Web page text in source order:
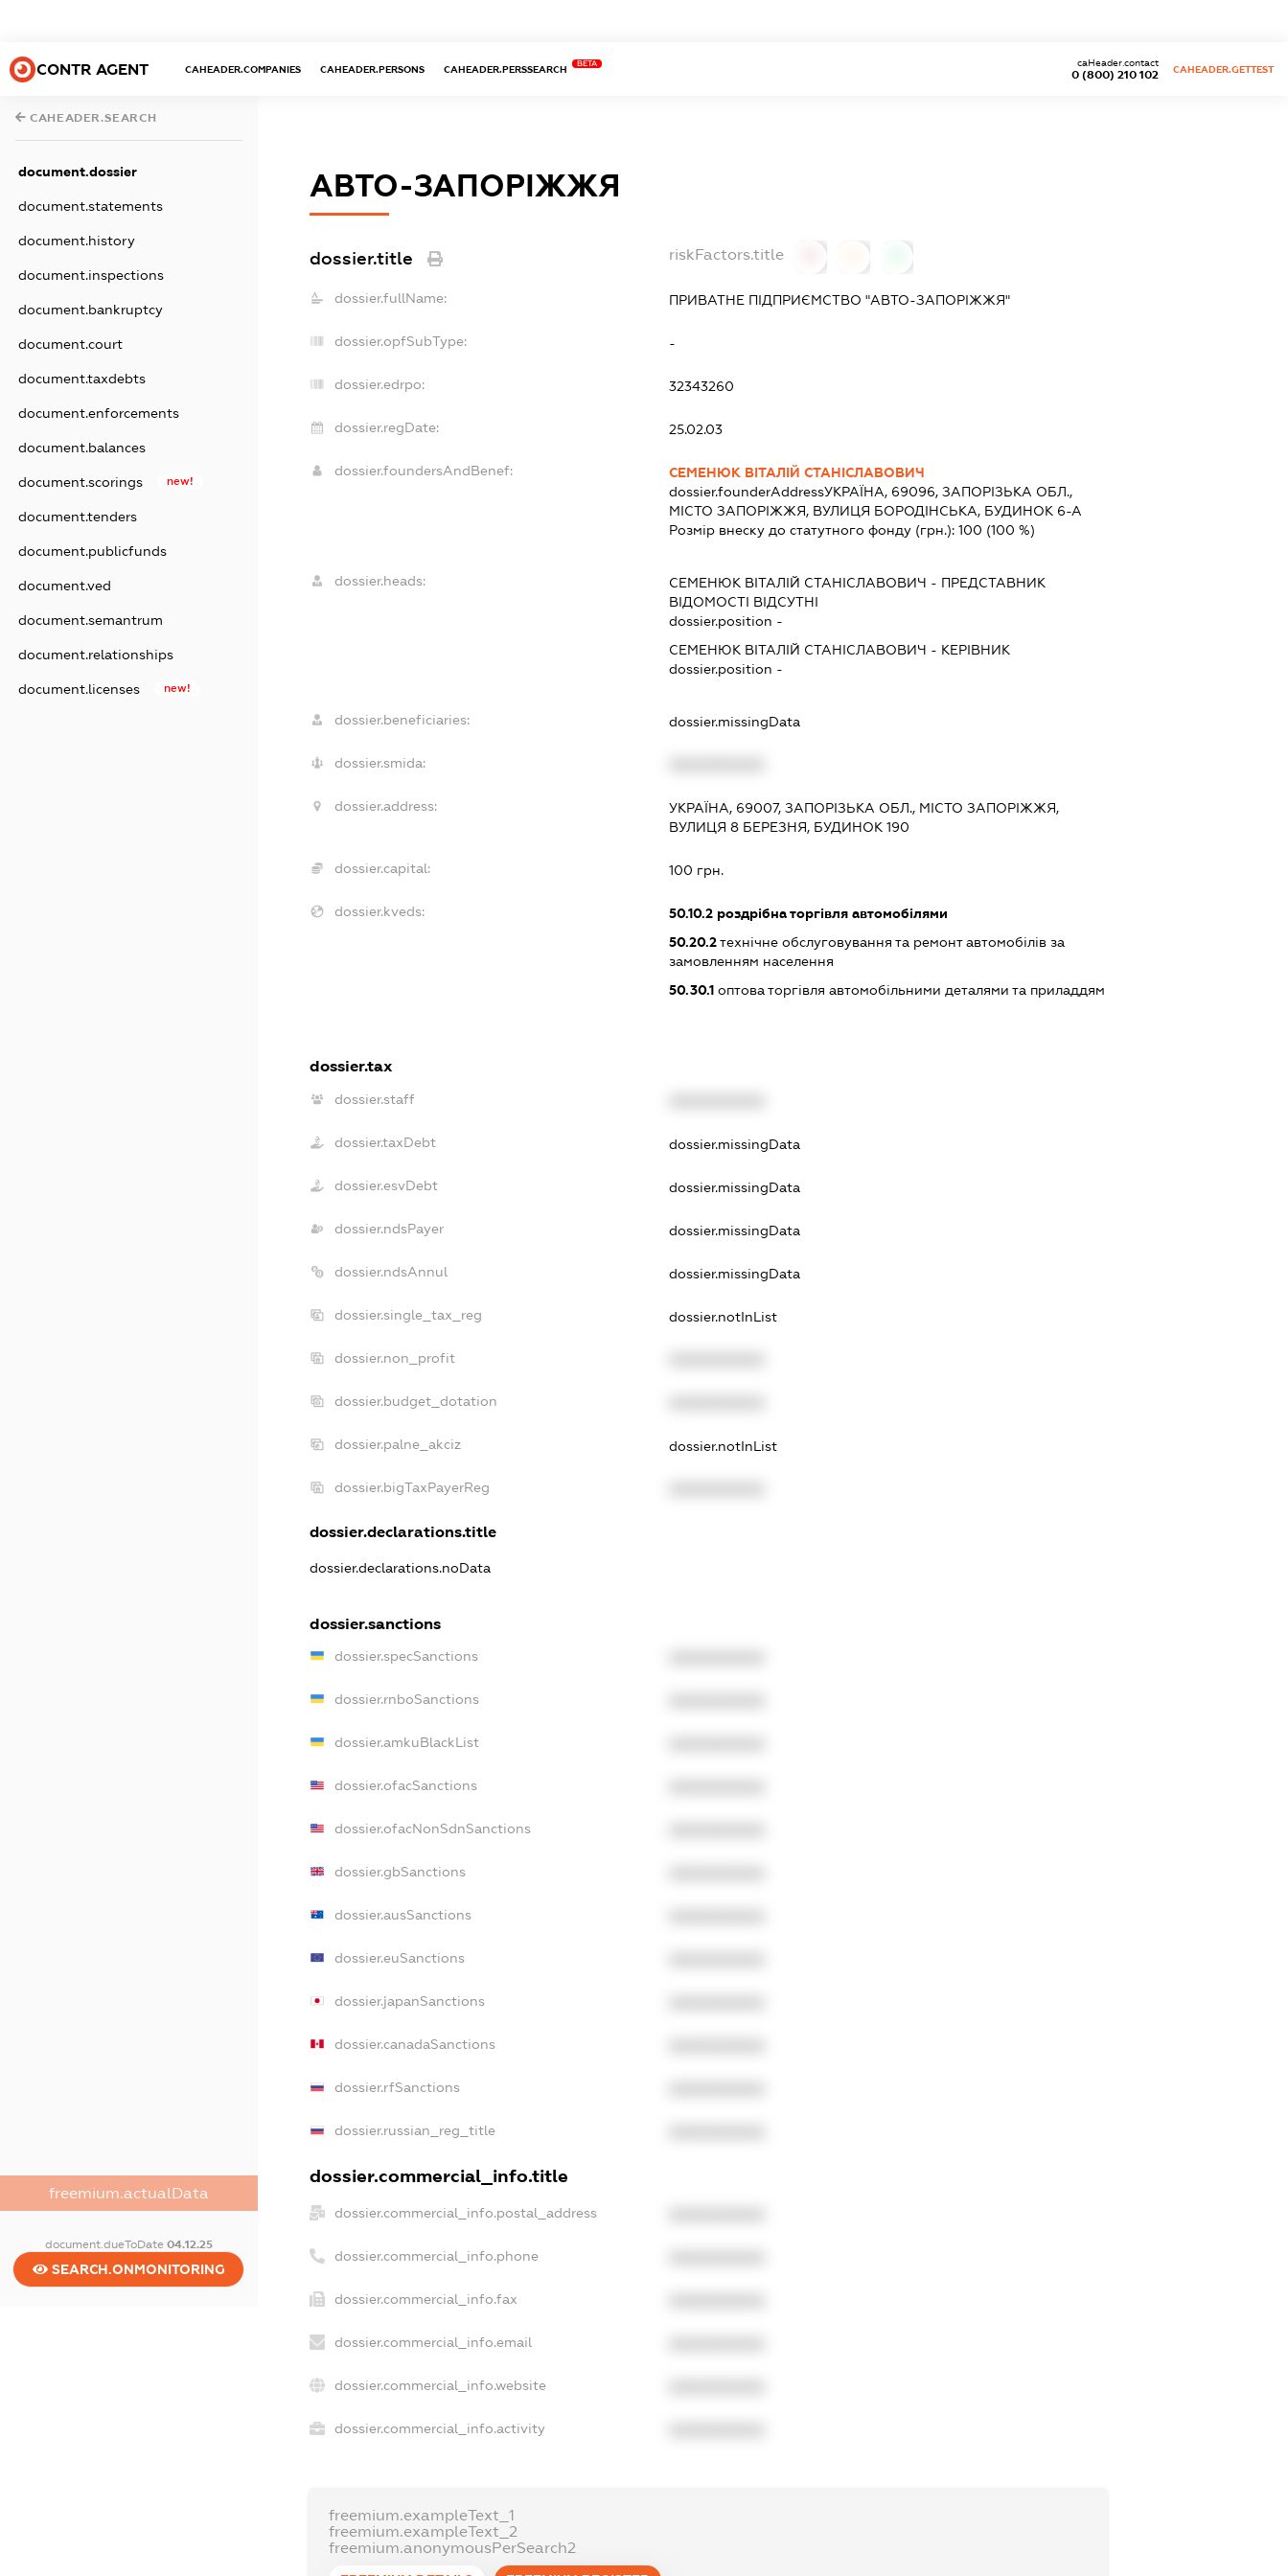
CONTR AGENT CAHEADER.COMPANIES CAHEADER.PERSONS CAHEADER.PERSSEARCH
BETA
0 (800) 210 102
caHeader.contact
CAHEADER.GETTEST
CAHEADER.SEARCH
document.dossier
document.statements
document.history
document.inspections
document.bankruptcy
document.court
document.taxdebts
document.enforcements
document.balances
document.scorings new!
document.tenders
document.publicfunds
document.ved
document.semantrum
document.relationships
document.licenses new!
freemium.actualData
document.dueToDate 04.12.25
SEARCH.ONMONITORING
АВТО-ЗАПОРІЖЖЯ
dossier.title riskFactors.title
dossier.fullName: ПРИВАТНЕ ПІДПРИЄМСТВО "АВТО-ЗАПОРІЖЖЯ"
dossier.opfSubType: -
dossier.edrpo: 32343260
dossier.regDate: 25.02.03
dossier.foundersAndBenef:
СЕМЕНЮК ВІТАЛІЙ СТАНІСЛАВОВИЧ
dossier.founderAddressУКРАЇНА, 69096, ЗАПОРІЗЬКА ОБЛ.,
МІСТО ЗАПОРІЖЖЯ, ВУЛИЦЯ БОРОДІНСЬКА, БУДИНОК 6-А
Розмір внеску до статутного фонду (грн.): 100 (100 %)
dossier.heads: СЕМЕНЮК ВІТАЛІЙ СТАНІСЛАВОВИЧ - ПРЕДСТАВНИК
ВІДОМОСТІ ВІДСУТНІ
dossier.position -
СЕМЕНЮК ВІТАЛІЙ СТАНІСЛАВОВИЧ - КЕРІВНИК
dossier.position -
dossier.beneficiaries: dossier.missingData
dossier.smida:
dossier.address:
УКРАЇНА, 69007, ЗАПОРІЗЬКА ОБЛ., МІСТО ЗАПОРІЖЖЯ,
ВУЛИЦЯ 8 БЕРЕЗНЯ, БУДИНОК 190
dossier.capital: 100 грн.
dossier.kveds: 50.10.2роздрібна торгівля автомобілями
50.20.2технічне обслуговування та ремонт автомобілів за
замовленням населення
50.30.1оптова торгівля автомобільними деталями та приладдям
dossier.tax
dossier.staff
dossier.taxDebt dossier.missingData
dossier.esvDebt dossier.missingData
dossier.ndsPayer dossier.missingData
dossier.ndsAnnul dossier.missingData
dossier.single_tax_reg dossier.notInList
dossier.non_profit
dossier.budget_dotation
dossier.palne_akciz dossier.notInList
dossier.bigTaxPayerReg
dossier.declarations.title
dossier.declarations.noData
dossier.sanctions
dossier.specSanctions
dossier.rnboSanctions
dossier.amkuBlackList
dossier.ofacSanctions
dossier.ofacNonSdnSanctions
dossier.gbSanctions
dossier.ausSanctions
dossier.euSanctions
dossier.japanSanctions
dossier.canadaSanctions
dossier.rfSanctions
dossier.russian_reg_title
dossier.commercial_info.title
dossier.commercial_info.postal_address
dossier.commercial_info.phone
dossier.commercial_info.fax
dossier.commercial_info.email
dossier.commercial_info.website
dossier.commercial_info.activity
freemium.exampleText_1
freemium.exampleText_2
freemium.anonymousPerSearch2